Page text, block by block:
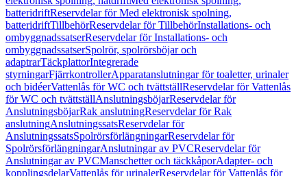
batteridriftReservdelar för Med elektronisk spolning,
batteridriftTillbehörReservdelar för TillbehörInstallations- och
ombyggnadssatserReservdelar för Installations- och
ombyggnadssatserSpolrör, spolrörsböjar och
adaptrarTäckplattorIntegrerade
styrningarFjärrkontrollerApparatanslutningar för toaletter, urinaler
och bidéerVattenlås för WC och tvättställReservdelar för Vattenlås
för WC och tvättställAnslutningsböjarReservdelar för
AnslutningsböjarRak anslutningReservdelar för Rak
anslutningAnslutningssatsReservdelar för
AnslutningssatsSpolrörsförlängningarReservdelar för
SpolrörsförlängningarAnslutningar av PVCReservdelar för
Anslutningar av PVCManschetter och täckkåporAdapter- och
kopplingsdelarVattenlås för urinalerReservdelar för Vattenlås för